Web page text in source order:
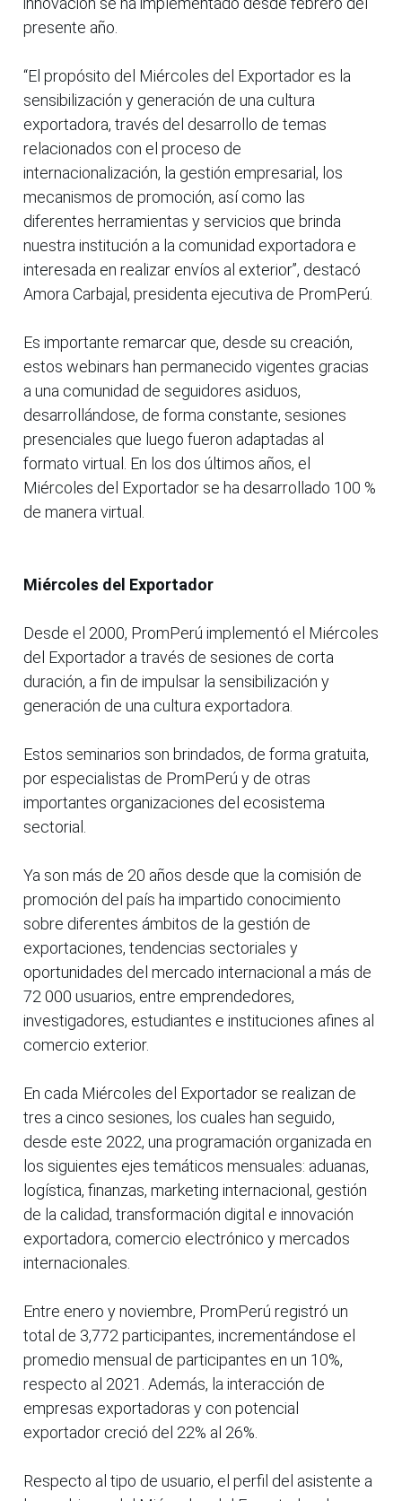
presente año.
“El propósito del Miércoles del Exportador es la
sensibilización y generación de una cultura
exportadora, través del desarrollo de temas
relacionados con el proceso de
internacionalización, la gestión empresarial, los
mecanismos de promoción, así como las
diferentes herramientas y servicios que brinda
nuestra institución a la comunidad exportadora e
interesada en realizar envíos al exterior”, destacó
Amora Carbajal, presidenta ejecutiva de PromPerú.
Es importante remarcar que, desde su creación,
estos webinars han permanecido vigentes gracias
a una comunidad de seguidores asiduos,
desarrollándose, de forma constante, sesiones
presenciales que luego fueron adaptadas al
formato virtual. En los dos últimos años, el
Miércoles del Exportador se ha desarrollado 100 %
de manera virtual.
Miércoles del Exportador
Desde el 2000, PromPerú implementó el Miércoles
del Exportador a través de sesiones de corta
duración, a fin de impulsar la sensibilización y
generación de una cultura exportadora.
Estos seminarios son brindados, de forma gratuita,
por especialistas de PromPerú y de otras
importantes organizaciones del ecosistema
sectorial.
Ya son más de 20 años desde que la comisión de
promoción del país ha impartido conocimiento
sobre diferentes ámbitos de la gestión de
exportaciones, tendencias sectoriales y
oportunidades del mercado internacional a más de
72 000 usuarios, entre emprendedores,
investigadores, estudiantes e instituciones afines al
comercio exterior.
En cada Miércoles del Exportador se realizan de
tres a cinco sesiones, los cuales han seguido,
desde este 2022, una programación organizada en
los siguientes ejes temáticos mensuales: aduanas,
logística, finanzas, marketing internacional, gestión
de la calidad, transformación digital e innovación
exportadora, comercio electrónico y mercados
internacionales.
Entre enero y noviembre, PromPerú registró un
total de 3,772 participantes, incrementándose el
promedio mensual de participantes en un 10%,
respecto al 2021. Además, la interacción de
empresas exportadoras y con potencial
exportador creció del 22% al 26%.
Respecto al tipo de usuario, el perfil del asistente a